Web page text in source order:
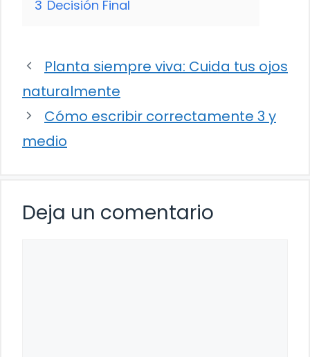
3 Decisión Final
Planta siempre viva: Cuida tus ojos
naturalmente
Cómo escribir correctamente 3 y
medio
Deja un comentario